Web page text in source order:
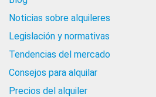
Noticias sobre alquileres
Legislación y normativas
Tendencias del mercado
Consejos para alquilar
Precios del alquiler